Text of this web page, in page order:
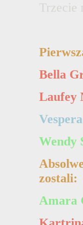
Trzecie
Bella
Laufey
Wendy
zostali:
Amara